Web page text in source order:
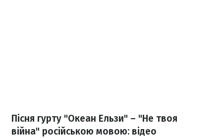
Пісня гурту "Океан Ельзи" – "Не твоя
війна" російською мовою: відео